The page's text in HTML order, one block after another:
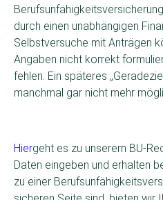
durch einen unabhängigen
Selbstversuche mit Anträgen
Angaben nicht korrekt
fehlen. Ein späteres
manchmal gar nicht mehr
Hiergeht es zu unserem BU-
Daten eingeben und erhalten
zu einer